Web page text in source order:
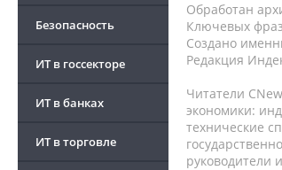
Безопасность
ИТ в госсекторе
ИТ в банках
ИТ в торговле
Обработан
Ключевых
Создано
Редакция
Читатели
экономики:
технические
руководители